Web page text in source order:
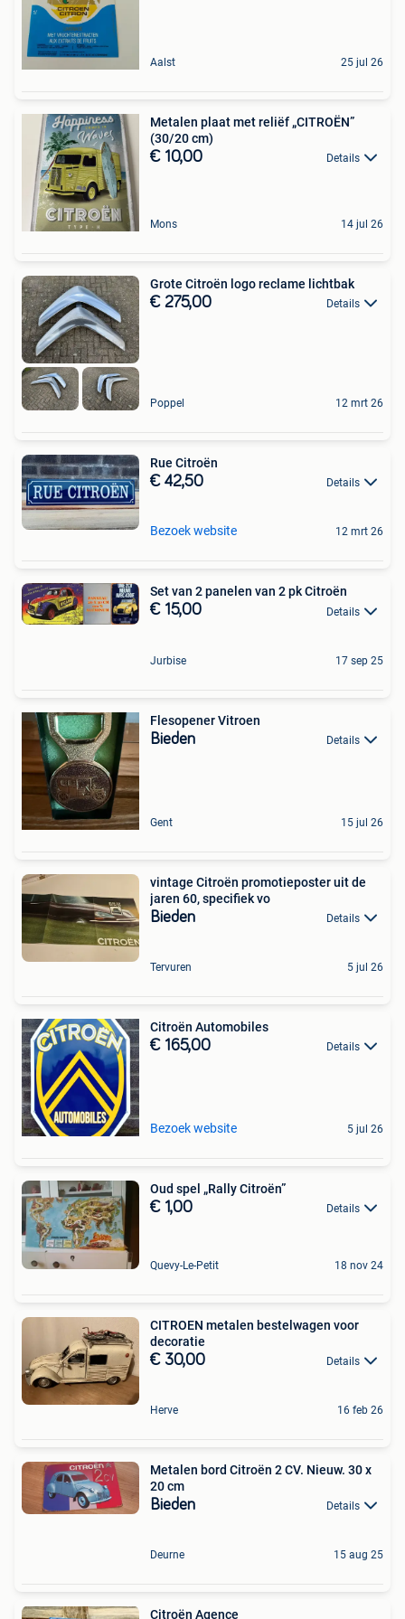
Aalst 25 jul 26
Metalen plaat met reliëf „CITROËN”
(30/20 cm)
€ 10,00 Details
Mons 14 jul 26
Grote Citroën logo reclame lichtbak
€ 275,00 Details
Poppel 12 mrt 26
Rue Citroën
€ 42,50 Details
Bezoek website 12 mrt 26
Set van 2 panelen van 2 pk Citroën
€ 15,00 Details
Jurbise 17 sep 25
Flesopener Vitroen
Bieden Details
Gent 15 jul 26
vintage Citroën promotieposter uit de
jaren 60, specifiek vo
Bieden Details
Tervuren 5 jul 26
Citroën Automobiles
€ 165,00 Details
Bezoek website 5 jul 26
Oud spel „Rally Citroën”
€ 1,00 Details
Quevy-Le-Petit 18 nov 24
CITROEN metalen bestelwagen voor
decoratie
€ 30,00 Details
Herve 16 feb 26
Metalen bord Citroën 2 CV. Nieuw. 30 x
20 cm
Bieden Details
Deurne 15 aug 25
Citroën Agence